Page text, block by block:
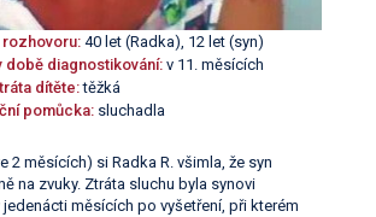
rozhovoru: 40 let (Radka), 12 let (syn)
době diagnostikování: v 11. měsících
dítěte:těžká
pomůcka: sluchadla
2 měsících) si Radka R. všimla, že syn
na zvuky. Ztráta sluchu byla synovi
měsících po vyšetření, při kterém